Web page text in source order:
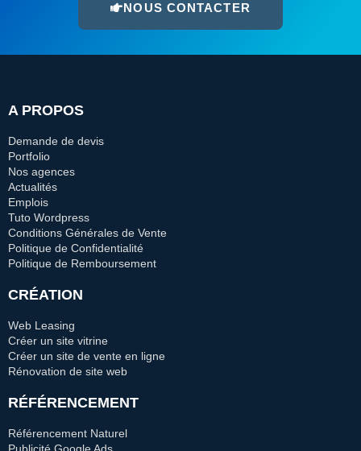
NOUS CONTACTER
A PROPOS
Demande de devis
Portfolio
Nos agences
Actualités
Emplois
Tuto Wordpress
Conditions Générales de Vente
Politique de Confidentialité
Politique de Remboursement
CRÉATION
Web Leasing
Créer un site vitrine
Créer un site de vente en ligne
Rénovation de site web
RÉFÉRENCEMENT
Référencement Naturel
Publicité Google Ads